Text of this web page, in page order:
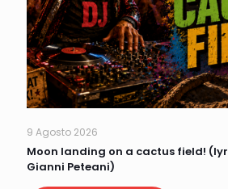
9 Agosto 2026
Moon landing on a cactus field!
Gianni Peteani)